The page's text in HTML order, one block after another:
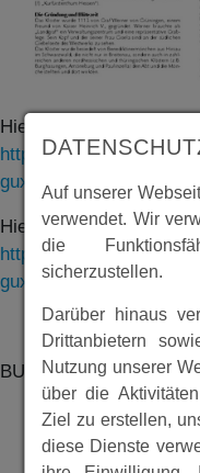
Hier finden sie alle
https://www.archiv-
guxhagen.de/archive/
Hier finden sie die
https://www.archiv-
guxhagen.de/archive/
BU1012.11
Auf unserer
verwendet. Wir
die
sicherzustellen.
Darüber hinaus
Drittanbietern
Nutzung unserer
über die
Ziel zu erstellen,
diese Dienste